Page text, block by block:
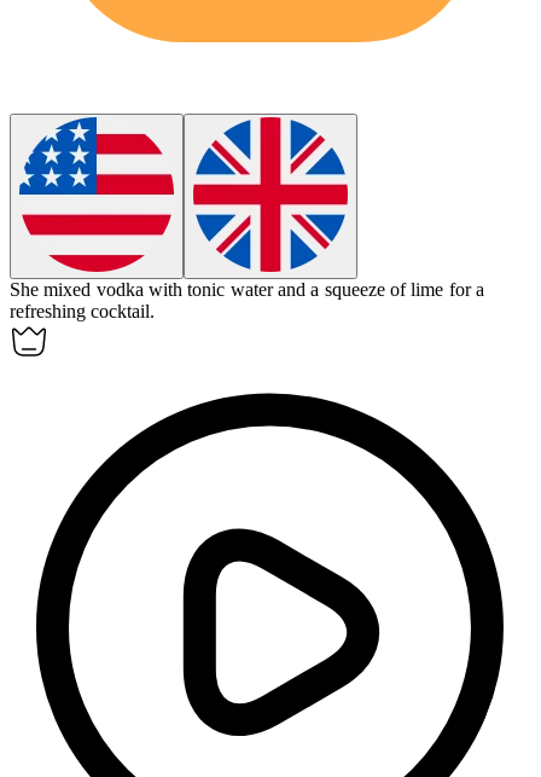
She mixed vodka with tonic water and a squeeze of lime for a
refreshing cocktail.